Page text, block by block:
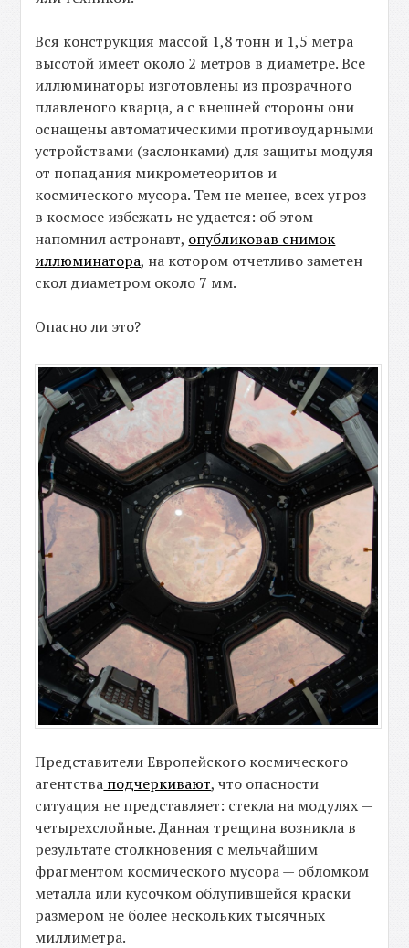
Вся конструкция массой 1,8 тонн и 1,5 метра
высотой имеет около 2 метров в диаметре. Все
иллюминаторы изготовлены из прозрачного
плавленого кварца, а с внешней стороны они
оснащены автоматическими противоударными
устройствами (заслонками) для защиты модуля
от попадания микрометеоритов и
космического мусора. Тем не менее, всех угроз
в космосе избежать не удается: об этом
напомнил астронавт, опубликовав снимок
иллюминатора, на котором отчетливо заметен
скол диаметром около 7 мм.
Опасно ли это?
Представители Европейского космического
агентства подчеркивают, что опасности
ситуация не представляет: стекла на модулях —
четырехслойные. Данная трещина возникла в
результате столкновения с мельчайшим
фрагментом космического мусора — обломком
металла или кусочком облупившейся краски
размером не более нескольких тысячных
миллиметра.